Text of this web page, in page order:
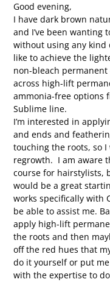
Good evening,
I have dark brown
and I’ve been wanting
without using any kind
like to achieve the
non-bleach permanent
across high-lift
ammonia-free options
Sublime line.
I’m interested in
and ends and
touching the roots, so I
regrowth. I am aware
course for hairstylists,
would be a great
works specifically with
be able to assist me.
apply high-lift
the roots and then
off the red hues that
do it yourself or put
with the expertise to